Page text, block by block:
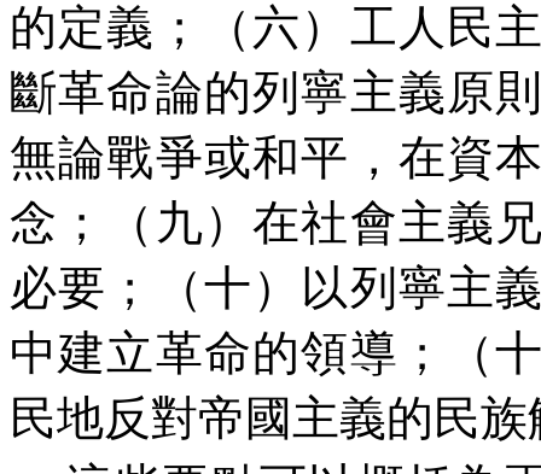
的定義；（六）工人民
斷革命論的列寧主義原
無論戰爭或和平，在資
念；（九）在社會主義
必要；（十）以列寧主
中建立革命的領導；（
民地反對帝國主義的民